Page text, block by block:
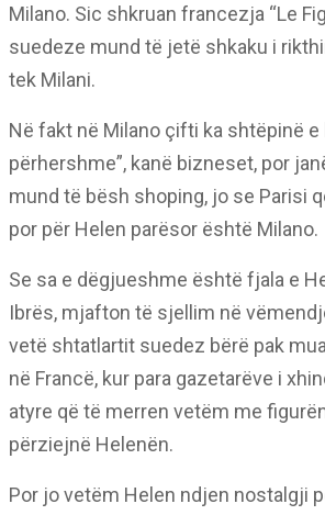
Milano. Sic shkruan francezja “Le
suedeze mund të jetë shkaku i
tek Milani.
Në fakt në Milano çifti ka shtëpinë e
përhershme”, kanë bizneset, por
mund të bësh shoping, jo se Parisi
por për Helen parësor është Milano.
Se sa e dëgjueshme është fjala e
Ibrës, mjafton të sjellim në
vetë shtatlartit suedez bërë pak
në Francë, kur para gazetarëve i
atyre që të merren vetëm me
përziejnë Helenën.
Por jo vetëm Helen ndjen nostalgji